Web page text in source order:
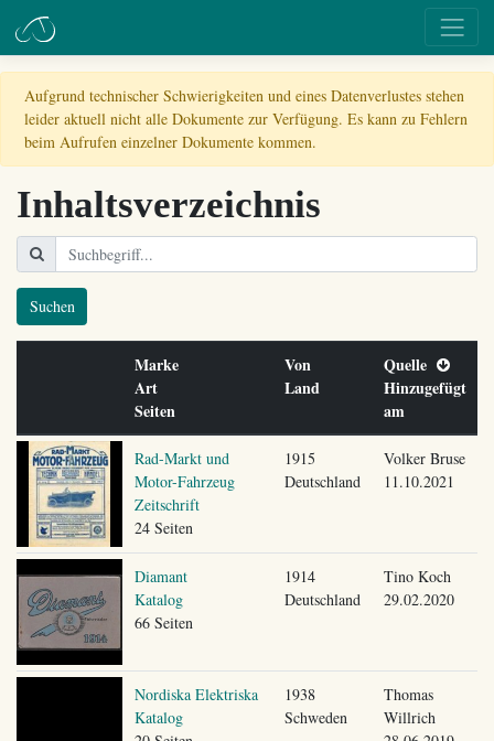
Aufgrund technischer Schwierigkeiten und eines Datenverlustes stehen
leider aktuell nicht alle Dokumente zur Verfügung. Es kann zu Fehlern
beim Aufrufen einzelner Dokumente kommen.
Inhaltsverzeichnis
Suchen
Marke
Art
Seiten
Von
Land
Quelle
Hinzugefügt
am
Rad-Markt und
Motor-Fahrzeug
Zeitschrift
24 Seiten
1915
Deutschland
Volker Bruse
11.10.2021
Diamant
Katalog
66 Seiten
1914
Deutschland
Tino Koch
29.02.2020
Nordiska Elektriska
Katalog
1938
Schweden
Thomas
Willrich